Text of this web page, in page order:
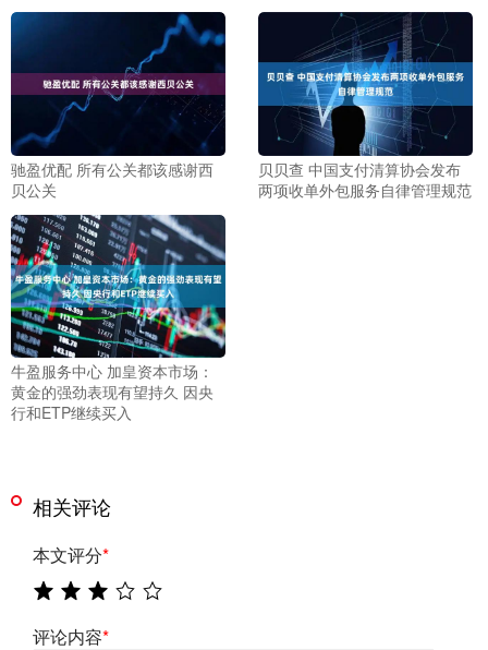
驰盈优配 所有公关都该感谢西
贝公关
贝贝查 中国支付清算协会发布
两项收单外包服务自律管理规范
牛盈服务中心 加皇资本市场：
黄金的强劲表现有望持久 因央
行和ETP继续买入
相关评论
本文评分*
评论内容*